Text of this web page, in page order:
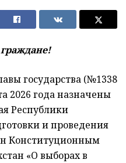
государства (№1338
2026 года назначены
Республики
и проведения
Конституционным
«О выборах в